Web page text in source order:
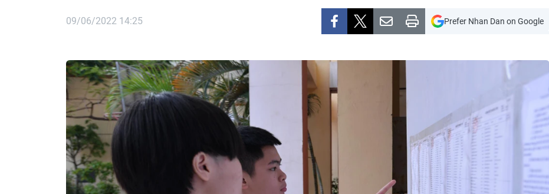
09/06/2022 14:25 Prefer Nhan Dan on Google